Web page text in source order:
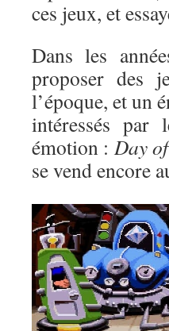
ces jeux, et
Dans les
proposer des
l’époque, et un
intéressés par
émotion : Day
se vend encore